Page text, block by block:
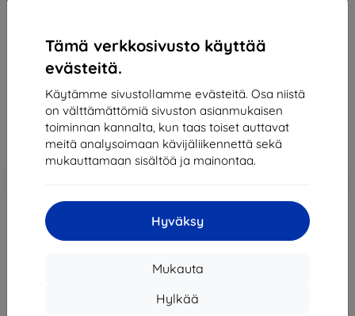
Tämä verkkosivusto käyttää
evästeitä.
Käytämme sivustollamme evästeitä. Osa niistä
on välttämättömiä sivuston asianmukaisen
toiminnan kannalta, kun taas toiset auttavat
meitä analysoimaan kävijäliikennettä sekä
mukauttamaan sisältöä ja mainontaa.
Hyväksy
Mukauta
Hylkää
lisävarusteista!
637,90 €
574,11 €
Loppuunmyyty